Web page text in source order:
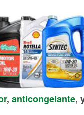
, anticongelante,